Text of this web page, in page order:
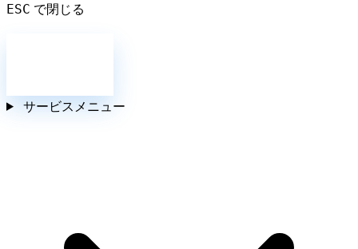
ESC で閉じる
サービスメニュー